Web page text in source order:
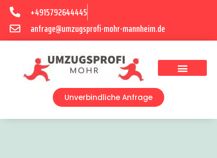
+4915792644445
anfrage@umzugsprofi-mohr-mannheim.de
Unverbindliche Anfrage